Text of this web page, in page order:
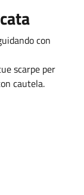
con
scarpe per
cautela.